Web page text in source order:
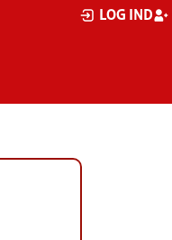
LOG IND